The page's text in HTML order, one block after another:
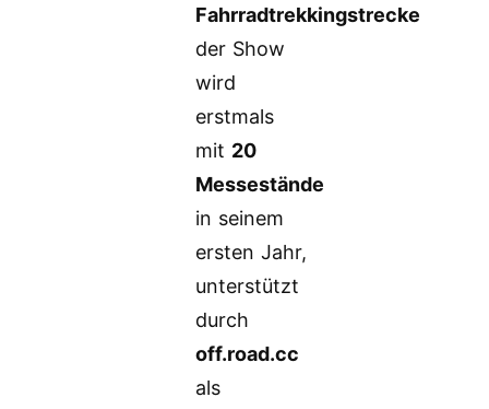
Fahrradtrekkingstrecke
der Show
wird
erstmals
mit 20
Messestände
in seinem
ersten Jahr,
unterstützt
durch
off.road.cc
als